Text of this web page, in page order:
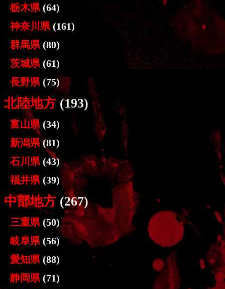
栃木県 (64)
神奈川県 (161)
群馬県 (80)
茨城県 (61)
長野県 (75)
北陸地方 (193)
富山県 (34)
新潟県(81)
石川県 (43)
福井県 (39)
中部地方 (267)
三重県 (50)
岐阜県 (56)
愛知県 (88)
静岡県 (71)